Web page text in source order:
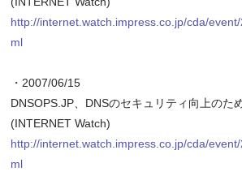
http://internet.watch.impress.co.jp/cda/
ml
・2007/06/15
DNSOPS.JP、DNSのセキュリティ向上のた
(INTERNET Watch)
http://internet.watch.impress.co.jp/cda/
ml